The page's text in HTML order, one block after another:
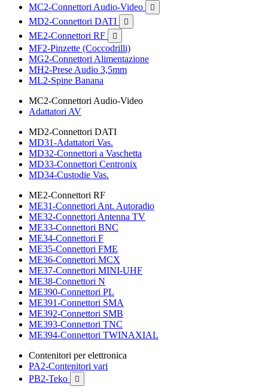
MC2-Connettori Audio-Video

MD2-Connettori DATI 
ME2-Connettori RF 
MF2-Pinzette (Coccodrilli)
MG2-Connettori Alimentazione
MH2-Prese Audio 3,5mm
ML2-Spine Banana
MC2-Connettori Audio-Video
Adattatori AV
MD2-Connettori DATI
MD31-Adattatori Vas.
MD32-Connettori a Vaschetta
MD33-Connettori Centronix
MD34-Custodie Vas.
ME2-Connettori RF
ME31-Connettori Ant. Autoradio
ME32-Connettori Antenna TV
ME33-Connettori BNC
ME34-Connettori F
ME35-Connettori FME
ME36-Connettori MCX
ME37-Connettori MINI-UHF
ME38-Connettori N
ME390-Connettori PL
ME391-Connettori SMA
ME392-Connettori SMB
ME393-Connettori TNC
ME394-Connettori TWINAXIAL
Contenitori per elettronica
PA2-Contenitori vari
PB2-Teko
